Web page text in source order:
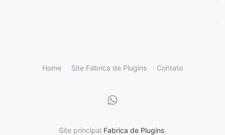
Home Site Fabrica de Plugins Contato
Site principal Fabrica de Plugins.